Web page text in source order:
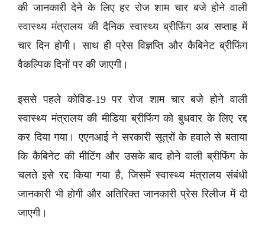
की जानकारी देने के लिए हर रोज शाम चार बजे होने वाली
स्वास्थ्य मंत्रालय की दैनिक स्वास्थ्य ब्रीफिंग अब सप्ताह में
चार दिन होगी। साथ ही प्रेस विज्ञप्ति और कैबिनेट ब्रीफिंग
वैकल्पिक दिनों पर की जाएगी।
इससे पहले कोविड-19 पर रोज शाम चार बजे होने वाली
स्वास्थ्य मंत्रालय की मीडिया ब्रीफिंग को बुधवार के लिए रद्द
कर दिया गया। एएनआई ने सरकारी सूत्रों के हवाले से बताया
कि कैबिनेट की मीटिंग और उसके बाद होने वाली ब्रीफिंग के
चलते इसे रद्द किया गया है, जिसमें स्वास्थ्य मंत्रालय संबंधी
जानकारी भी होगी और अतिरिक्त जानकारी प्रेस रिलीज में दी
जाएगी।